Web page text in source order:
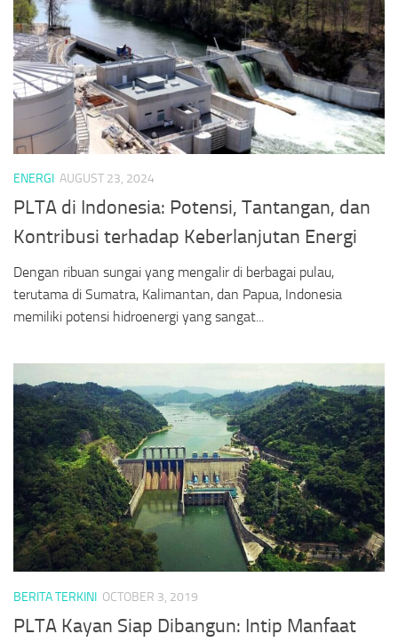
ENERGI AUGUST 23, 2024
PLTA di Indonesia: Potensi, Tantangan, dan
Kontribusi terhadap Keberlanjutan Energi
Dengan ribuan sungai yang mengalir di berbagai pulau,
terutama di Sumatra, Kalimantan, dan Papua, Indonesia
memiliki potensi hidroenergi yang sangat...
BERITA TERKINI OCTOBER 3, 2019
PLTA Kayan Siap Dibangun: Intip Manfaat